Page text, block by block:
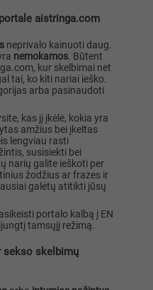
aistringa.com
neprivalo kainuoti daug.
nemokamos. Būtent
kur skelbimai net
tai, ko kiti nariai ieško.
arba pasinaudoti
kas jį įkėlė, kokia yra
amžius bei įkeltas
lengviau rasti
susisiekti bei
narių galite ieškoti per
žodžius ar frazes ir
galėtų atitikti jūsų
portalo kalbą į EN
tamsųjį režimą.
sekso skelbimų